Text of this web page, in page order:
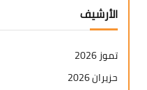
الأرشيف
تموز 2026
حزيران 2026